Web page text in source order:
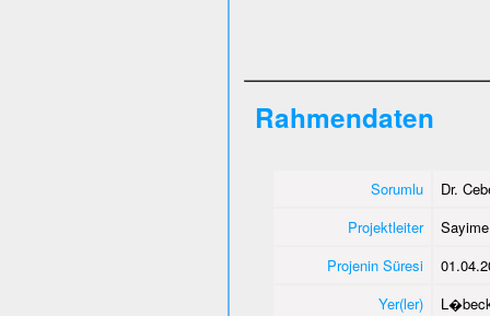
Rahmendaten
Sorumlu
Dr.
Projektleiter
Projenin Süresi
Yer(ler)